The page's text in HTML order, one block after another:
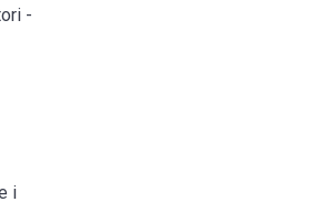
-
i